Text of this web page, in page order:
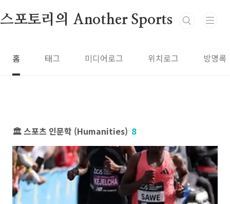
스포토리의 Another Sports
홈 태그 미디어로그 위치로그 방명록
🏛️ 스포츠 인문학 (Humanities) 8